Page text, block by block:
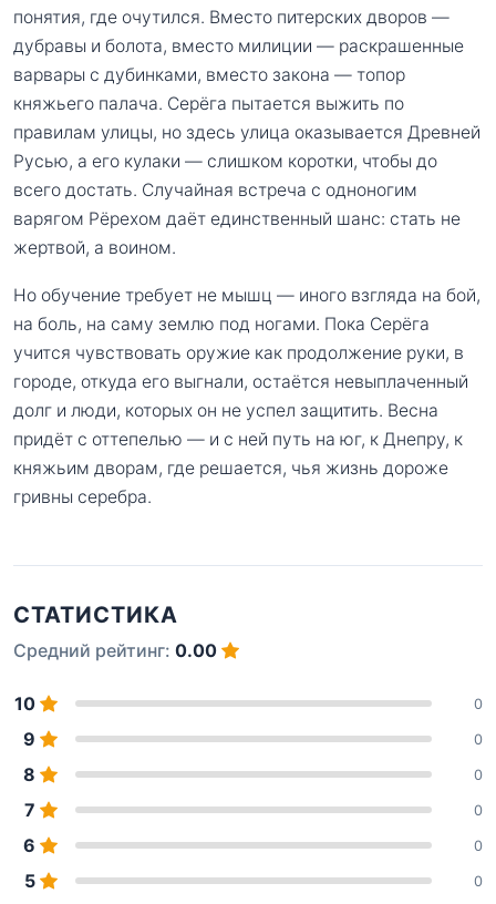
понятия, где очутился. Вместо питерских дворов —
дубравы и болота, вместо милиции — раскрашенные
варвары с дубинками, вместо закона — топор
княжьего палача. Серёга пытается выжить по
правилам улицы, но здесь улица оказывается Древней
Русью, а его кулаки — слишком коротки, чтобы до
всего достать. Случайная встреча с одноногим
варягом Рёрехом даёт единственный шанс: стать не
жертвой, а воином.
Но обучение требует не мышц — иного взгляда на бой,
на боль, на саму землю под ногами. Пока Серёга
учится чувствовать оружие как продолжение руки, в
городе, откуда его выгнали, остаётся невыплаченный
долг и люди, которых он не успел защитить. Весна
придёт с оттепелью — и с ней путь на юг, к Днепру, к
княжьим дворам, где решается, чья жизнь дороже
гривны серебра.
СТАТИСТИКА
Средний рейтинг: 0.00
10 0
9 0
8 0
7 0
6 0
5 0